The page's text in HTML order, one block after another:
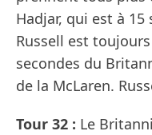
Hadjar, qui est à
Russell est
secondes du
de la McLaren.
Tour 32 : Le